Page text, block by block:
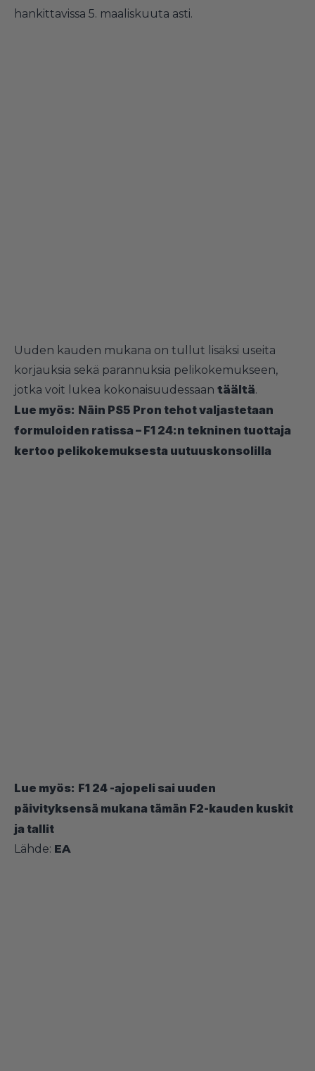
hankittavissa 5. maaliskuuta asti.
Uuden kauden mukana on tullut lisäksi useita
korjauksia sekä parannuksia pelikokemukseen,
jotka voit lukea kokonaisuudessaan täältä.
Lue myös: Näin PS5 Pron tehot valjastetaan
formuloiden ratissa – F1 24:n tekninen tuottaja
kertoo pelikokemuksesta uutuuskonsolilla
Lue myös: F1 24 -ajopeli sai uuden
päivityksensä mukana tämän F2-kauden kuskit
ja tallit
Lähde: EA